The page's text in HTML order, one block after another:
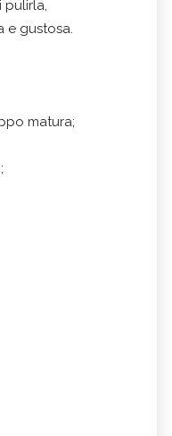
pulirla,
e gustosa.
matura;